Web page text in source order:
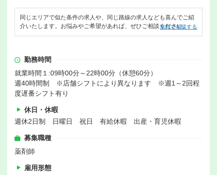
同じエリアで似た条件の求人や、同じ路線の求人なども喜んでご紹
介いたします。お悩みやご希望があれば、ぜひご相談ください。
無料で相談する
勤務時間
就業時間１:09時00分～22時00分（休憩60分）
週40時間制 ※店舗シフトにより異なります ※週1～2回程
度遅番シフト有り
休日・休暇
週休2日制 日曜日 祝日 有給休暇 出産・育児休暇
募集職種
薬剤師
雇用形態